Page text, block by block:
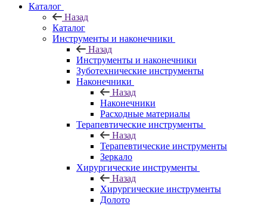
Каталог
Назад
Каталог
Инструменты и наконечники
Назад
Инструменты и наконечники
Зуботехнические инструменты
Наконечники
Назад
Наконечники
Расходные материалы
Терапевтические инструменты
Назад
Терапевтические инструменты
Зеркало
Хирургические инструменты
Назад
Хирургические инструменты
Долото